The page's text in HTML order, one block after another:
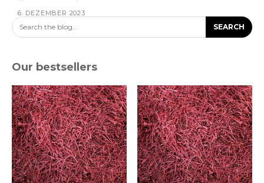
6. DEZEMBER 2023
Search the blog... SEARCH
Our bestsellers